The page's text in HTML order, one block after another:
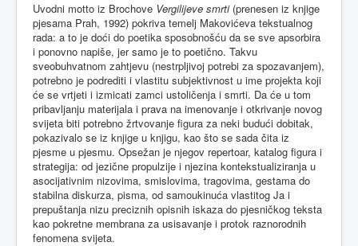
Uvodni motto iz Brochove Vergilijeve smrti(prenesen iz knjige
pjesama Prah, 1992) pokriva temelj Makovićeva tekstualnog
rada: a to je doći do poetika sposobnošću da se sve apsorbira
i ponovno napiše, jer samo je to poetično. Takvu
sveobuhvatnom zahtjevu (nestrpljivoj potrebi za spozavanjem),
potrebno je podrediti i vlastitu subjektivnost u ime projekta koji
će se vrtjeti i izmicati zamci ustoličenja i smrti. Da će u tom
pribavljanju materijala i prava na imenovanje i otkrivanje novog
svijeta biti potrebno žrtvovanje figura za neki budući dobitak,
pokazivalo se iz knjige u knjigu, kao što se sada čita iz
pjesme u pjesmu. Opsežan je njegov repertoar, katalog figura i
strategija: od jezične propulzije i njezina kontekstualiziranja u
asocijativnim nizovima, smislovima, tragovima, gestama do
stabilna diskurza, pisma, od samoukinuća vlastitog Ja i
prepuštanja nizu preciznih opisnih iskaza do pjesničkog teksta
kao pokretne membrana za usisavanje i protok raznorodnih
fenomena svijeta.